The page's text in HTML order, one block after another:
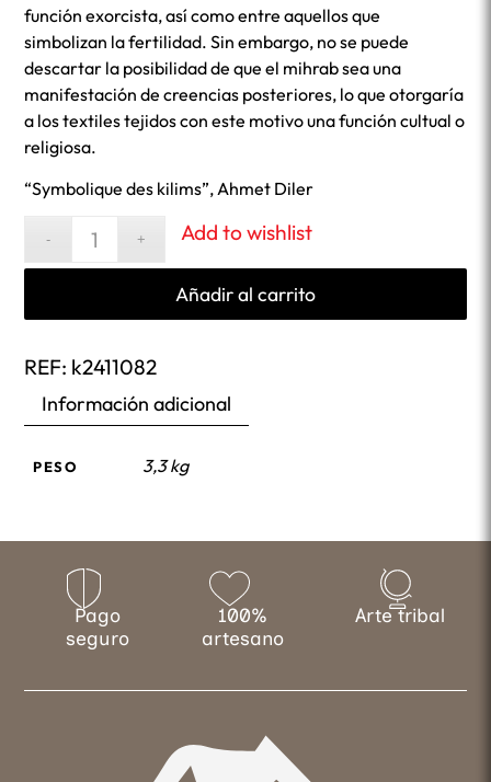
función exorcista, así como entre aquellos que
simbolizan la fertilidad. Sin embargo, no se puede
descartar la posibilidad de que el mihrab sea una
manifestación de creencias posteriores, lo que otorgaría
a los textiles tejidos con este motivo una función cultual o
religiosa.
“Symbolique des kilims”, Ahmet Diler
Añadir al carrito
Add to wishlist
REF: k2411082
Información adicional
PESO 3,3 kg
Pago
seguro
100%
artesano
Arte tribal